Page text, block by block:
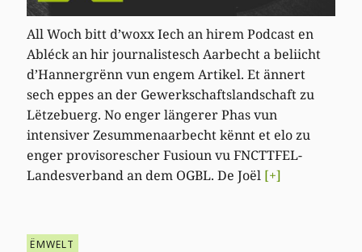
All Woch bitt d’woxx Iech an hirem Podcast en
Abléck an hir journalistesch Aarbecht a beliicht
d’Hannergrënn vun engem Artikel. Et ännert
sech eppes an der Gewerkschaftslandschaft zu
Lëtzebuerg. No enger längerer Phas vun
intensiver Zesummenaarbecht kënnt et elo zu
enger provisorescher Fusioun vu FNCTTFEL-
Landesverband an dem OGBL. De Joël [+]
ËMWELT